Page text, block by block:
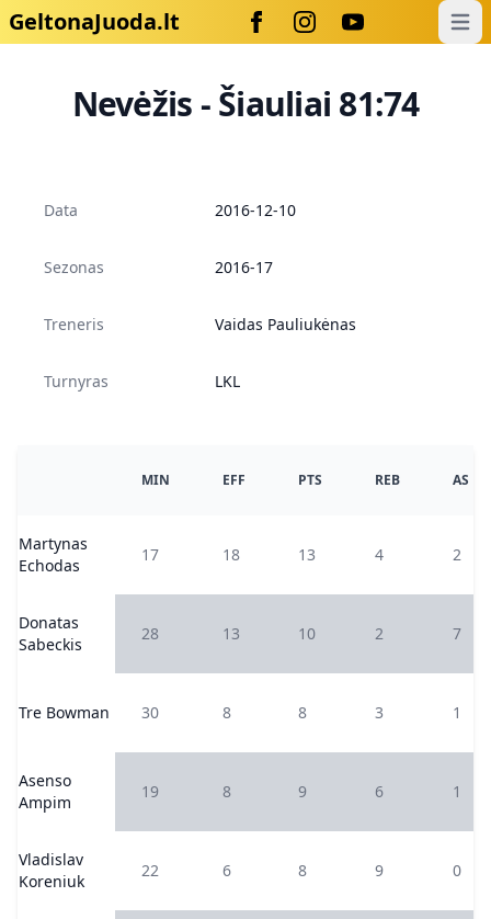
GeltonaJuoda.lt
Nevėžis - Šiauliai 81:74
Data 2016-12-10
Sezonas 2016-17
Treneris Vaidas Pauliukėnas
Turnyras LKL
MIN EFF PTS REB AS
Martynas
Echodas
17 18 13 4 2
Donatas
Sabeckis
28 13 10 2 7
Tre Bowman 30 8 8 3 1
Asenso
Ampim
19 8 9 6 1
Vladislav
Koreniuk
22 6 8 9 0